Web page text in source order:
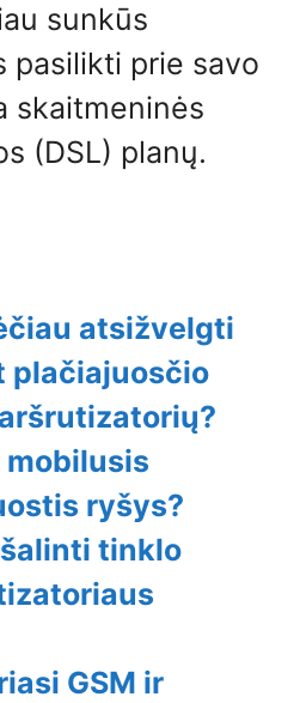
sunkūs
pasilikti prie savo
skaitmeninės
(DSL) planų.
atsižvelgti
plačiajuosčio
mobilusis
ryšys?
tinklo
GSM ir